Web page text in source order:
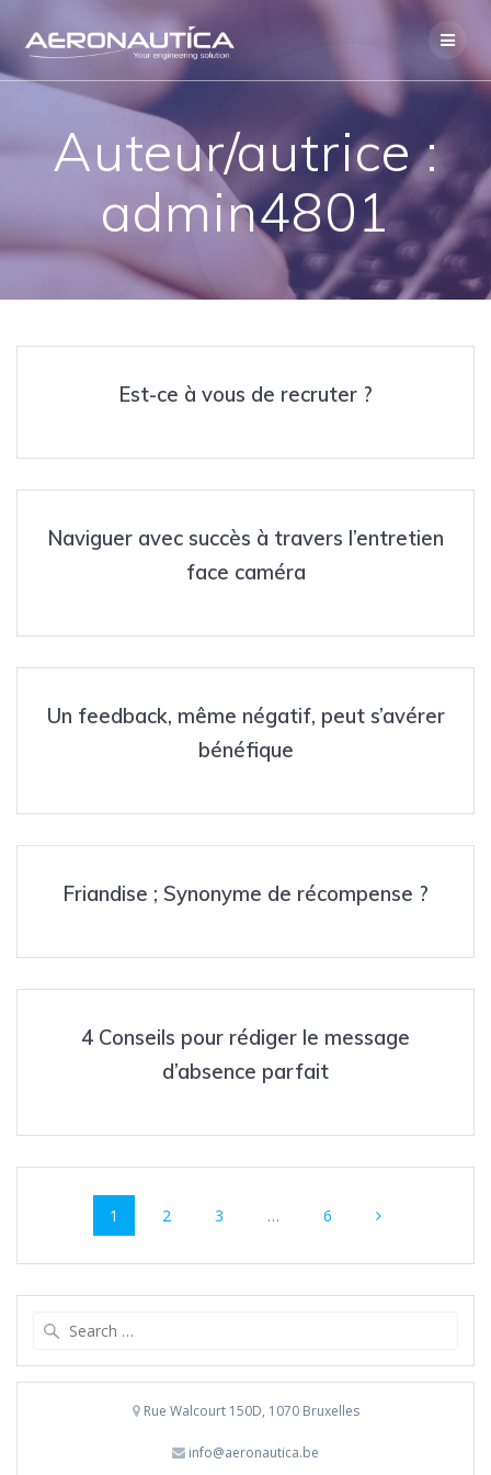
Auteur/autrice :
admin4801
Est-ce à vous de recruter ?
Naviguer avec succès à travers l’entretien
face caméra
Un feedback, même négatif, peut s’avérer
bénéfique
Friandise ; Synonyme de récompense ?
4 Conseils pour rédiger le message
d’absence parfait
Posts
navigation
Page
1 Page
2 Page
3 … Page
6
Rue Walcourt 150D, 1070 Bruxelles
info@aeronautica.be